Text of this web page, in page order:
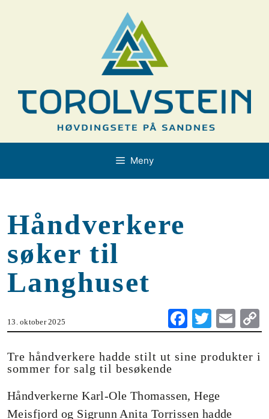
Meny
Håndverkere
søker til
Langhuset
13. oktober 2025
Fa
ce
bo
T
wi
tte
E
m
ail
Tre håndverkere hadde stilt ut sine produkter i
sommer for salg til besøkende
Håndverkerne Karl-Ole Thomassen, Hege
Meisfjord og Sigrunn Anita Torrissen hadde